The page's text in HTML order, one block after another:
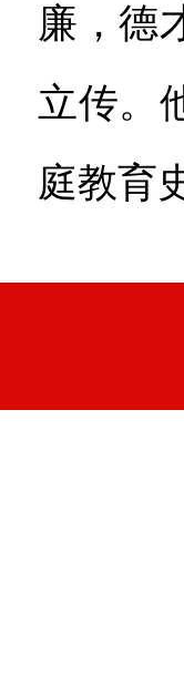
廉，德
立传。
庭教育